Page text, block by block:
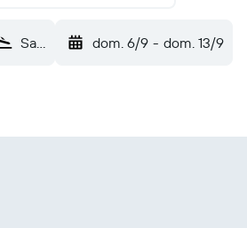
Sault Ste Marie (YAM) dom. 6/9 - dom. 13/9